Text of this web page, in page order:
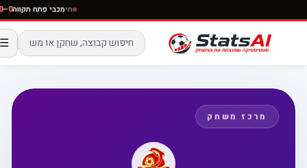
חימכבי פתח
☰
מרכז משחק